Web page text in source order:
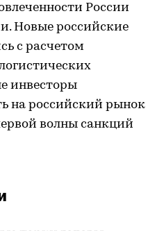
России
Новые российские
с расчетом
инвесторы
на российский рынок
волны санкций